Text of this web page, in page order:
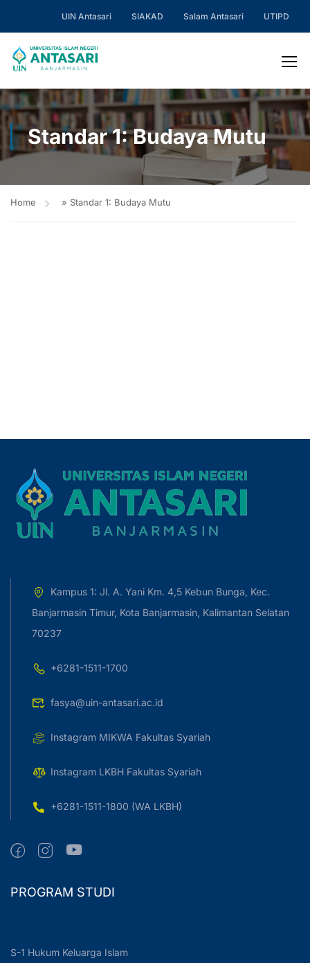
UIN Antasari SIAKAD Salam Antasari UTIPD
Standar 1: Budaya Mutu
Home » Standar 1: Budaya Mutu
Kampus 1: Jl. A. Yani Km. 4,5 Kebun Bunga, Kec.
Banjarmasin Timur, Kota Banjarmasin, Kalimantan Selatan
70237
+6281-1511-1700
fasya@uin-antasari.ac.id
Instagram MIKWA Fakultas Syariah
Instagram LKBH Fakultas Syariah
+6281-1511-1800 (WA LKBH)
PROGRAM STUDI
S-1 Hukum Keluarga Islam